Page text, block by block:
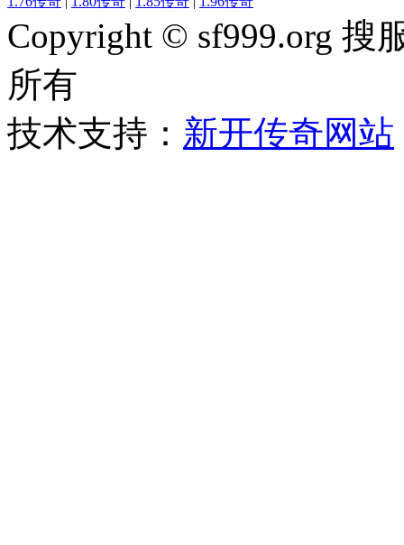
Copyright © sf999.org 搜
所有
技术支持： 新开传奇网站